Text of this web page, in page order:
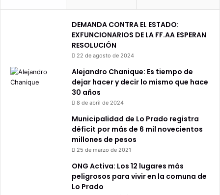
DEMANDA CONTRA EL ESTADO:
EXFUNCIONARIOS DE LA FF.AA ESPERAN
RESOLUCIÓN
22 de agosto de 2024
Alejandro Chanique: Es tiempo de
dejar hacer y decir lo mismo que hace
30 años
8 de abril de 2024
Municipalidad de Lo Prado registra
déficit por más de 6 mil novecientos
millones de pesos
25 de marzo de 2021
ONG Activa: Los 12 lugares más
peligrosos para vivir en la comuna de
Lo Prado